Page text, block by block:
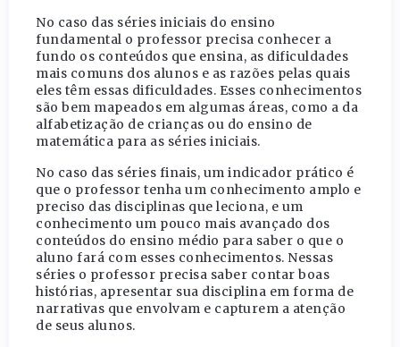
No caso das séries iniciais do ensino
fundamental o professor precisa conhecer a
fundo os conteúdos que ensina, as dificuldades
mais comuns dos alunos e as razões pelas quais
eles têm essas dificuldades. Esses conhecimentos
são bem mapeados em algumas áreas, como a da
alfabetização de crianças ou do ensino de
matemática para as séries iniciais.
No caso das séries finais, um indicador prático é
que o professor tenha um conhecimento amplo e
preciso das disciplinas que leciona, e um
conhecimento um pouco mais avançado dos
conteúdos do ensino médio para saber o que o
aluno fará com esses conhecimentos. Nessas
séries o professor precisa saber contar boas
histórias, apresentar sua disciplina em forma de
narrativas que envolvam e capturem a atenção
de seus alunos.